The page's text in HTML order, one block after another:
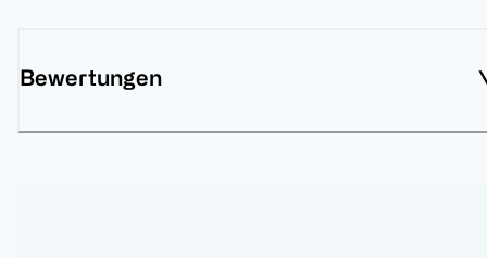
Bewertungen